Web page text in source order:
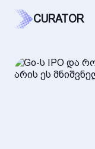
CURATOR